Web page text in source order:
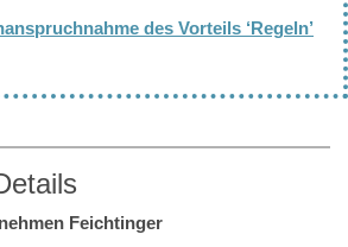
des Vorteils ‘Regeln’
Feichtinger